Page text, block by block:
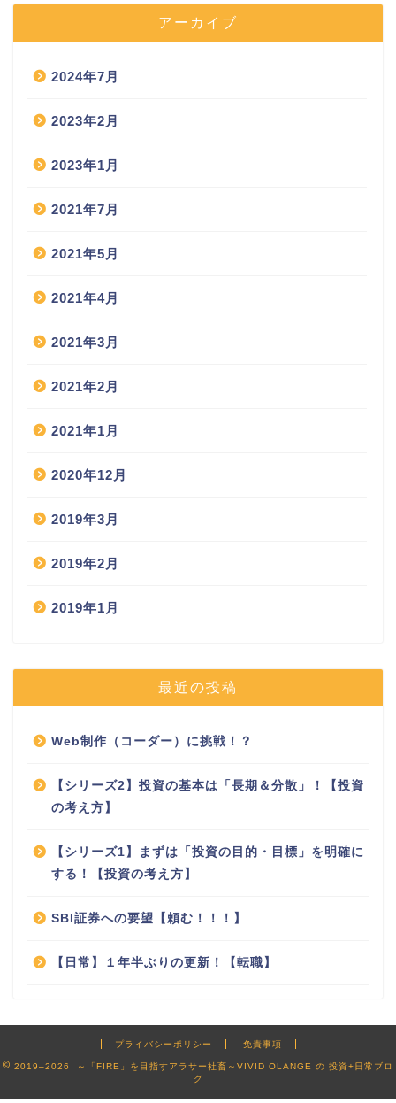
アーカイブ
2024年7月
2023年2月
2023年1月
2021年7月
2021年5月
2021年4月
2021年3月
2021年2月
2021年1月
2020年12月
2019年3月
2019年2月
2019年1月
最近の投稿
Web制作（コーダー）に挑戦！？
【シリーズ2】投資の基本は「長期＆分散」！【投資
の考え方】
【シリーズ1】まずは「投資の目的・目標」を明確に
する！【投資の考え方】
SBI証券への要望【頼む！！！】
【日常】１年半ぶりの更新！【転職】
プライバシーポリシー 免責事項
2019–2026 ～「FIRE」を目指すアラサー社畜～VIVID OLANGE の 投資+日常ブロ
グ